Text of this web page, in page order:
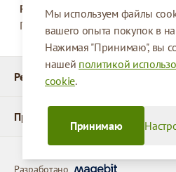
Мы используем файлы
вашего опыта покупок в
Нажимая "Принимаю", вы
нашей политикой
cookie.
Принимаю
Реквизиты
Продукты
Рабочее время
Понедельник - Пятница
Разработано